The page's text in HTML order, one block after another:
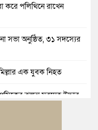
করে পলিথিনে রাখেন
সভা অনুষ্ঠিত, ৩১ সদস্যের
এক যুবক নিহত
ঝুলন্ত মরদেহ উদ্ধার